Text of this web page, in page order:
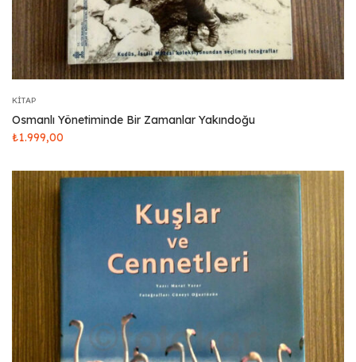
KITAP
Osmanlı Yönetiminde Bir Zamanlar Yakındoğu
₺1.999,00